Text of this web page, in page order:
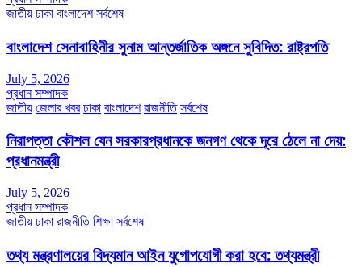
জাতীয় ঢাকা বাংলাদেশ সর্বশেষ
বাংলাদেশ সেনাবাহিনীর সুনাম আন্তর্জাতিক অঙ্গনে সুবিদিত: রাষ্ট্রপতি
July 5, 2026
প্রধান সম্পাদক
জাতীয় জেলার খবর ঢাকা বাংলাদেশ রাজনীতি সর্বশেষ
নিরাপত্তা কৌশল যেন সরকারপ্রধানকে জনগণ থেকে দূরে ঠেলে না দেয়:
প্রধানমন্ত্রী
July 5, 2026
প্রধান সম্পাদক
জাতীয় ঢাকা রাজনীতি শিক্ষা সর্বশেষ
তথ্য মন্ত্রণালয়ের বিদ্যমান আইন যুগোপযোগী করা হবে: তথ্যমন্ত্রী